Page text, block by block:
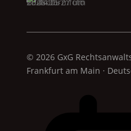
© 2026 GxG
Frankfurt am Main ·